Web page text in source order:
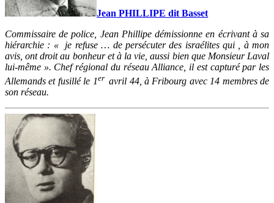
Jean PHILLIPE dit Basset
Commissaire de police, Jean Phillipe démissionne en écrivant à sa
hiérarchie : « je refuse … de persécuter des israélites qui , à mon
avis, ont droit au bonheur et à la vie, aussi bien que Monsieur Laval
lui-même ». Chef régional du réseau Alliance, il est capturé par les
Allemands et fusillé le 1er avril 44, à Fribourg avec 14 membres de
son réseau.